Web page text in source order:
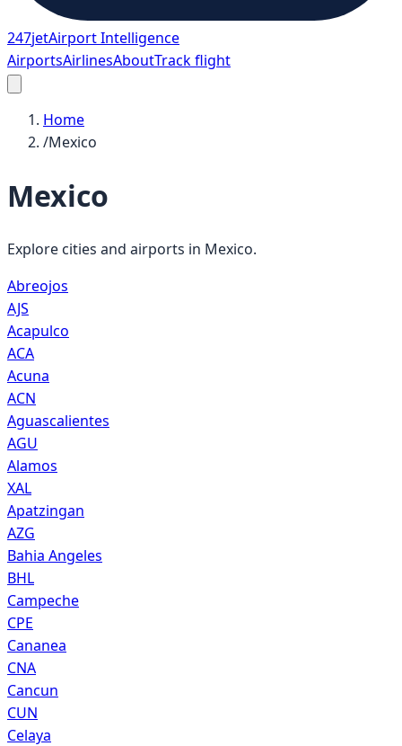
247jetAirport Intelligence
AirportsAirlinesAboutTrack flight
Home
/Mexico
Mexico
Explore cities and airports in Mexico.
Abreojos
AJS
Acapulco
ACA
Acuna
ACN
Aguascalientes
AGU
Alamos
XAL
Apatzingan
AZG
Bahia Angeles
BHL
Campeche
CPE
Cananea
CNA
Cancun
CUN
Celaya